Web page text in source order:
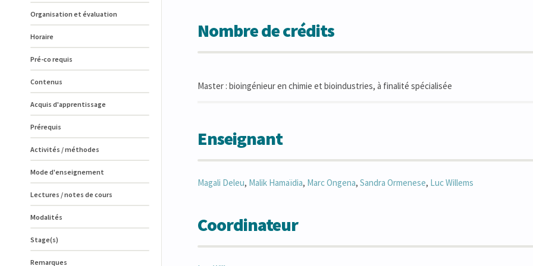
Organisation et évaluation
Horaire
Pré-co requis
Contenus
Acquis d'apprentissage
Prérequis
Activités / méthodes
Mode d'enseignement
Lectures / notes de cours
Modalités
Stage(s)
Remarques
Nombre de crédits
Master : bioingénieur en chimie et bioindustries, à finalité spécialisée
Enseignant
Magali Deleu, Malik Hamaïdia, MarcOngena, Sandra Ormenese, LucWillems
Coordinateur